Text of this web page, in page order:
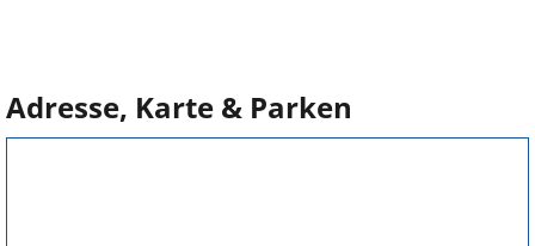
Adresse, Karte & Parken